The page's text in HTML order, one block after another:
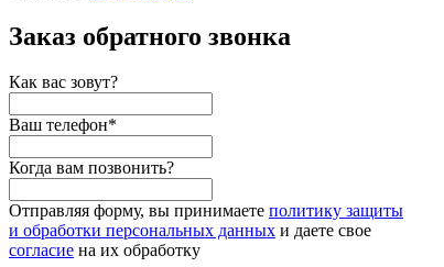
Заказ обратного звонка
Как вас зовут?
Ваш телефон*
Когда вам позвонить?
Отправляя форму, вы принимаете политику защиты
и обработки персональных данных и даете свое
согласие на их обработку